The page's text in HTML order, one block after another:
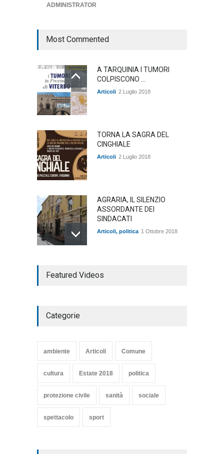
ADMINISTRATOR
Most Commented
A TARQUINIA I TUMORI
COLPISCONO ...
Articoli 2 Luglio 2018
TORNA LA SAGRA DEL
CINGHIALE
Articoli 2 Luglio 2018
AGRARIA, IL SILENZIO
ASSORDANTE DEI
SINDACATI
Articoli, politica 1 Ottobre 2018
COMMEDIA"
TARQUINIA
Featured Videos
Categorie
ambiente Articoli Comune
cultura Estate 2018 politica
protezione civile sanità sociale
spettacolo sport